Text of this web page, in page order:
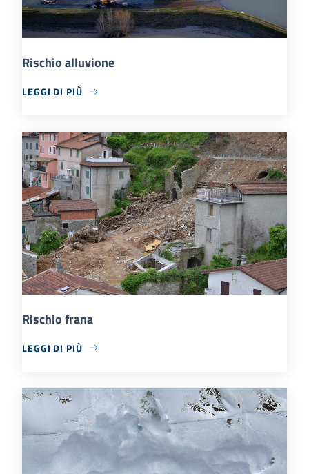
Rischio alluvione
LEGGI DI PIÙ
Rischio frana
LEGGI DI PIÙ